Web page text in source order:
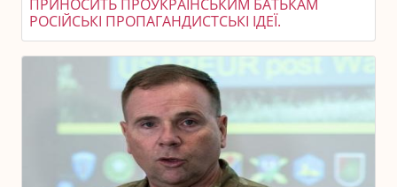
ПРИНОСИТЬ ПРОУКРАЇНСЬКИМ БАТЬКАМ
РОСІЙСЬКІ ПРОПАГАНДИСТСЬКІ ІДЕЇ.